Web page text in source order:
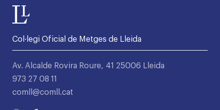
Col·legi Oficial de Metges de Lleida
Av. Alcalde Rovira Roure, 41 25006 Lleida
973 27 08 11
comll@comll.cat